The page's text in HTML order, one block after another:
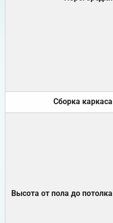
Сборка каркаса
Высота от пола до потолка